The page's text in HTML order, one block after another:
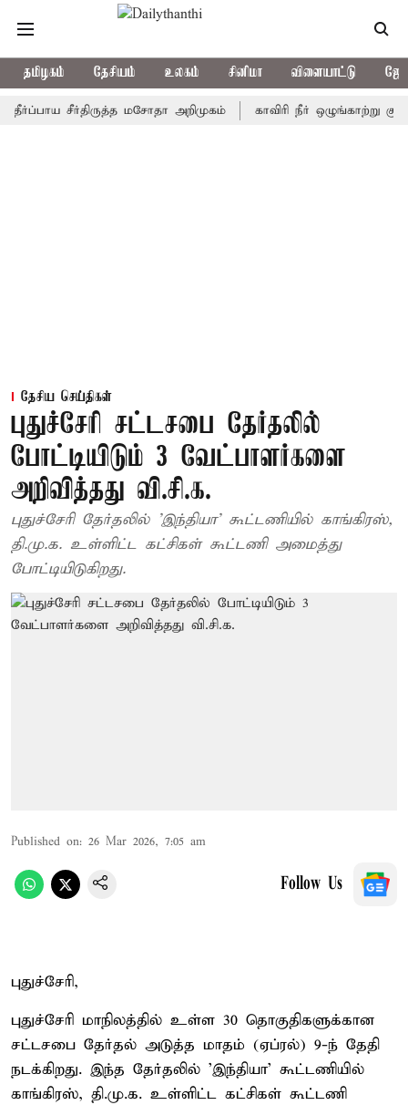
தமிழகம் தேசியம் உலகம் சினிமா விளையாட்டு
சீர்திருத்த மசோதா அறிமுகம் காவிரி நீர் ஒழுங்காற்று குழு நாளை
தேசிய செய்திகள்
புதுச்சேரி சட்டசபை தேர்தலில்
போட்டியிடும் 3 வேட்பாளர்களை
அறிவித்தது வி.சி.க.
புதுச்சேரி தேர்தலில் 'இந்தியா' கூட்டணியில் காங்கிரஸ்,
தி.மு.க. உள்ளிட்ட கட்சிகள் கூட்டணி அமைத்து
போட்டியிடுகிறது.
Published on: 26 Mar 2026, 7:05 am
Follow Us
புதுச்சேரி,
புதுச்சேரி மாநிலத்தில் உள்ள 30 தொகுதிகளுக்கான
சட்டசபை தேர்தல் அடுத்த மாதம் (ஏப்ரல்) 9-ந் தேதி
நடக்கிறது. இந்த தேர்தலில் 'இந்தியா' கூட்டணியில்
காங்கிரஸ், தி.மு.க. உள்ளிட்ட கட்சிகள் கூட்டணி